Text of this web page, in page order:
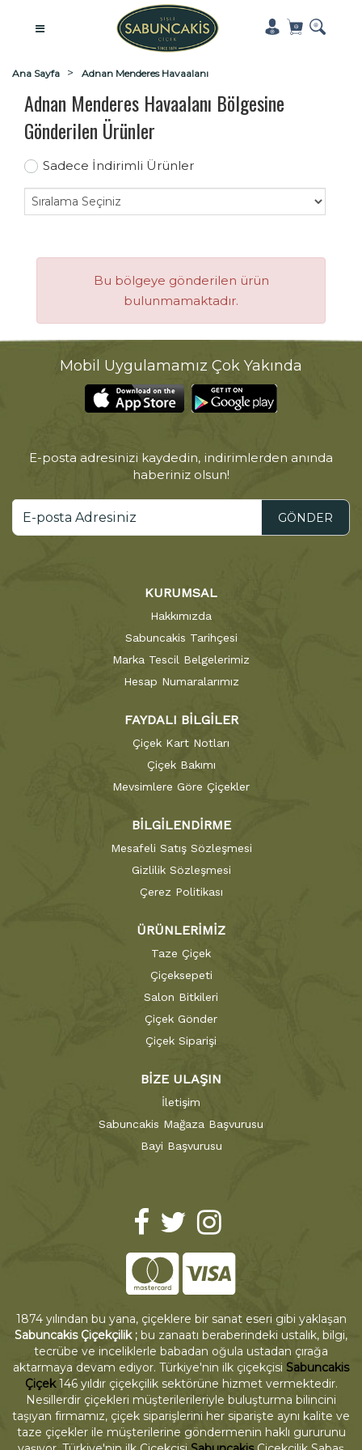
Ana Sayfa Adnan Menderes Havaalanı
Adnan Menderes Havaalanı Bölgesine
Gönderilen Ürünler
Sadece İndirimli Ürünler
Bu bölgeye gönderilen ürün
bulunmamaktadır.
Mobil Uygulamamız Çok Yakında
E-posta adresinizi kaydedin, indirimlerden anında
haberiniz olsun!
GÖNDER
KURUMSAL
Hakkımızda
Sabuncakis Tarihçesi
Marka Tescil Belgelerimiz
Hesap Numaralarımız
FAYDALI BİLGİLER
Çiçek Kart Notları
Çiçek Bakımı
Mevsimlere Göre Çiçekler
BİLGİLENDİRME
Mesafeli Satış Sözleşmesi
Gizlilik Sözleşmesi
Çerez Politikası
ÜRÜNLERİMİZ
Taze Çiçek
Çiçeksepeti
Salon Bitkileri
Çiçek Gönder
Çiçek Siparişi
BİZE ULAŞIN
İletişim
Sabuncakis Mağaza Başvurusu
Bayi Başvurusu
1874 yılından bu yana, çiçeklere bir sanat eseri gibi yaklaşan
Sabuncakis Çiçekçilik ; bu zanaatı beraberindeki ustalık, bilgi,
tecrübe ve inceliklerle babadan oğula ustadan çırağa
aktarmaya devam ediyor. Türkiye'nin ilk çiçekçisi Sabuncakis
Çiçek146 yıldır çiçekçilik sektörüne hizmet vermektedir.
Nesillerdir çiçekleri müşterilerileriyle buluşturma bilincini
taşıyan firmamız, çiçek siparişlerini her siparişte aynı kalite ve
taze çiçekler ile müşterilerine göndermenin haklı gururunu